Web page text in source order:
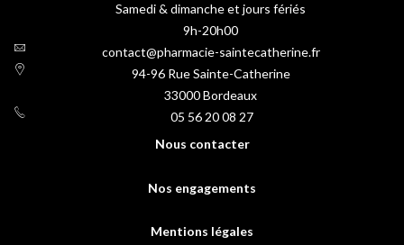
Samedi & dimanche et jours fériés
9h-20h00
contact@pharmacie-saintecatherine.fr
94-96 Rue Sainte-Catherine
33000Bordeaux
05 56 20 08 27
Nous contacter
Nos engagements
Mentions légales